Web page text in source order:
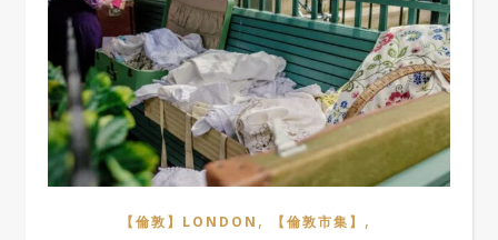
【倫敦】LONDON , 【倫敦市集】 ,